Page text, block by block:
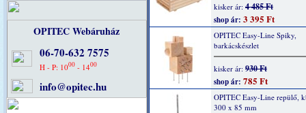
OPITEC Webáruház
06-70-632 7575
H - P: 1000- 1400
info@opitec.hu
kisker ár: 4 485 Ft
shop ár: 3 395 Ft
OPITEC Easy-Line Spiky,
barkácskészlet
kisker ár: 930 Ft
shop ár: 785 Ft
OPITEC Easy-Line repülő,
300 x 85 mm